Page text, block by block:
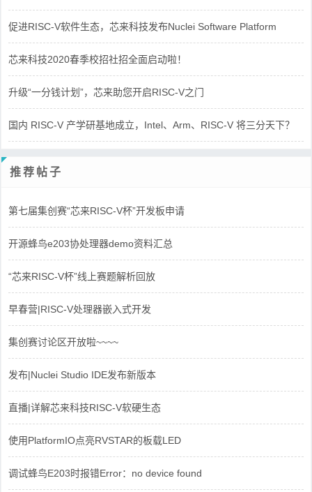
促进RISC-V软件生态，芯来科技发布Nuclei Software Platform
芯来科技2020春季校招社招全面启动啦！
升级“一分钱计划”，芯来助您开启RISC-V之门
国内 RISC-V 产学研基地成立，Intel、Arm、RISC-V 将三分天下？
推荐帖子
第七届集创赛“芯来RISC-V杯”开发板申请
开源蜂鸟e203协处理器demo资料汇总
“芯来RISC-V杯”线上赛题解析回放
早春营|RISC-V处理器嵌入式开发
集创赛讨论区开放啦~~~~
发布|Nuclei Studio IDE发布新版本
直播|详解芯来科技RISC-V软硬生态
使用PlatformIO点亮RVSTAR的板载LED
调试蜂鸟E203时报错Error：no device found